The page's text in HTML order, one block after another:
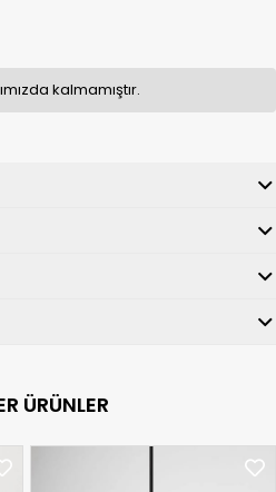
kalmamıştır.
ÜRÜNLER